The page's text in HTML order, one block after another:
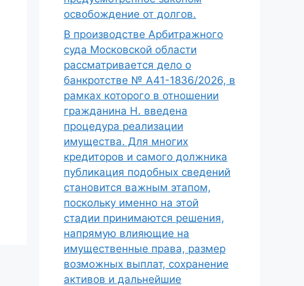
освобождение от долгов.
В производстве Арбитражного
суда Московской области
рассматривается дело о
банкротстве № А41-1836/2026, в
рамках которого в отношении
гражданина Н. введена
процедура реализации
имущества. Для многих
кредиторов и самого должника
публикация подобных сведений
становится важным этапом,
поскольку именно на этой
стадии принимаются решения,
напрямую влияющие на
имущественные права, размер
возможных выплат, сохранение
активов и дальнейшие